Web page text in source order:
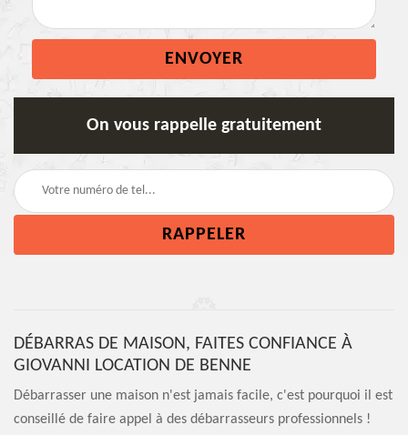
On vous rappelle gratuitement
DÉBARRAS DE MAISON, FAITES CONFIANCE À
GIOVANNI LOCATION DE BENNE
Débarrasser une maison n'est jamais facile, c'est pourquoi il est
conseillé de faire appel à des débarrasseurs professionnels !